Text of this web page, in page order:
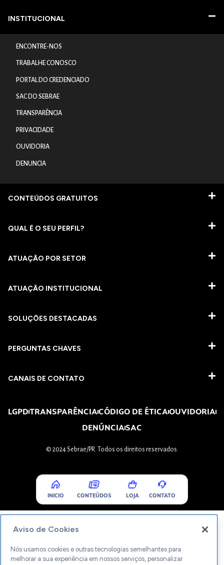
INSTITUCIONAL
ENCONTRE-NOS
TRABALHE CONOSCO
PORTAL DO CREDENCIADO
SAC DO SEBRAE
TRANSPARÊNCIA
PRIVACIDADE
OUVIDORIA
DENUNCIA
CONTEÚDOS GRATUITOS
QUAL É O SEU PERFIL?
ATUAÇÃO POR SETOR
ATUAÇÃO INSTITUCIONAL
SOLUÇÕES DESTACADAS
PERGUNTAS CHAVES​
CANAIS DE CONTATO
LGPDTRANSPARÊNCIACÓDIGO DE ÉTICAOUVIDORIA
DENÚNCIASAC
© 2024 Sebrae/PR. Todos os direitos reservados.
INICIO CONTEÚDOS LOJA CONTATO
Aviso de Cookies
Nós usamos cookies e outras tecnologias semelhantes para
melhorar a sua experiência em nossos serviços, personalizar